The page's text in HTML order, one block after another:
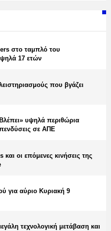
στο ταμπλό του
17 ετών
που βγάζει
υψηλά περιθώρια
σε ΑΠΕ
οι επόμενες κινήσεις της
για αύριο Κυριακή 9
τεχνολογική μετάβαση και